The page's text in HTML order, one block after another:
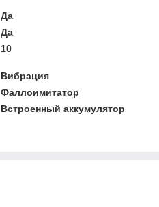
Да
Да
10
Вибрация
Фаллоимитатор
Встроенный аккумулятор